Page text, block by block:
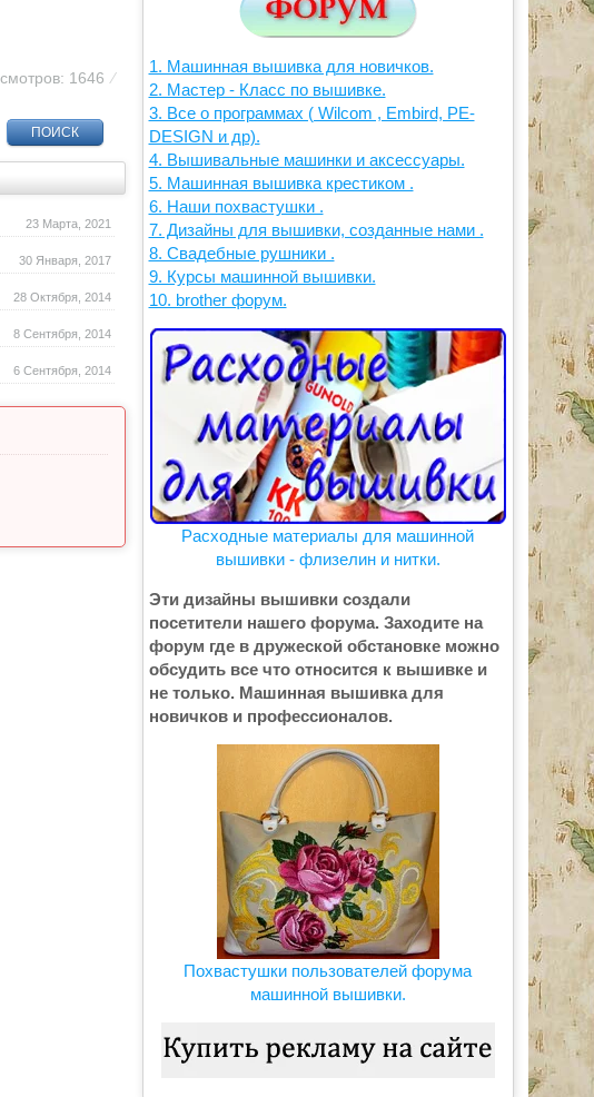
1646 ⁄
ПОИСК
23 Марта, 2021
30 Января, 2017
28 Октября, 2014
8 Сентября, 2014
6 Сентября, 2014
1. Машинная вышивка для новичков.
2. Мастер - Класс по вышивке.
3. Все о программах ( Wilcom , Embird, PE-
DESIGN и др).
4. Вышивальные машинки и аксессуары.
5. Машинная вышивка крестиком .
6. Наши похвастушки .
7. Дизайны для вышивки, созданные нами .
8. Свадебные рушники .
9. Курсы машинной вышивки.
10. brother форум.
Расходные материалы для машинной
вышивки - флизелин и нитки.
Эти дизайны вышивки создали
посетители нашего форума. Заходите на
форум где в дружеской обстановке можно
обсудить все что относится к вышивке и
не только. Машинная вышивка для
новичков и профессионалов.
Похвастушки пользователей форума
машинной вышивки.